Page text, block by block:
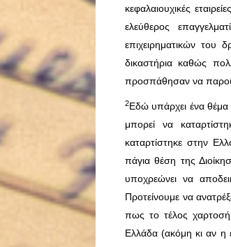
κεφαλαιουχικές
ελεύθερος
επιχειρηματικών
δικαστήρια καθώς
προσπάθησαν να
2Εδώ υπάρχει ένα θέμα
μπορεί να
καταρτίστηκε στην
πάγια θέση της
υποχρεώνει να
Προτείνουμε να
πως το τέλος
Ελλάδα (ακόμη κι αν η